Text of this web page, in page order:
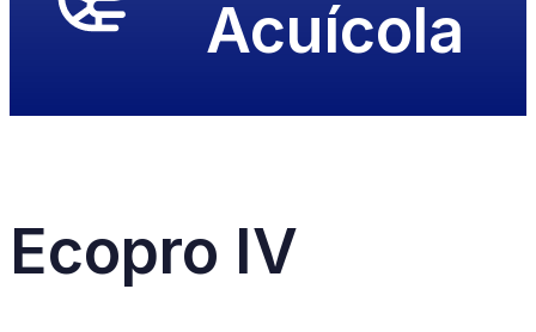
Acuícola
Ecopro IV